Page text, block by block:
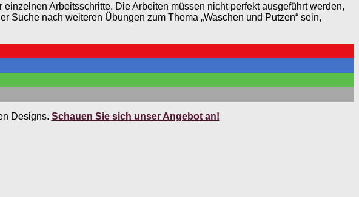
Arbeitsschritte. Die Arbeiten müssen nicht perfekt ausgeführt werden,
nach weiteren Übungen zum Thema „Waschen und Putzen“ sein,
Designs. Schauen Sie sich unser Angebot an!